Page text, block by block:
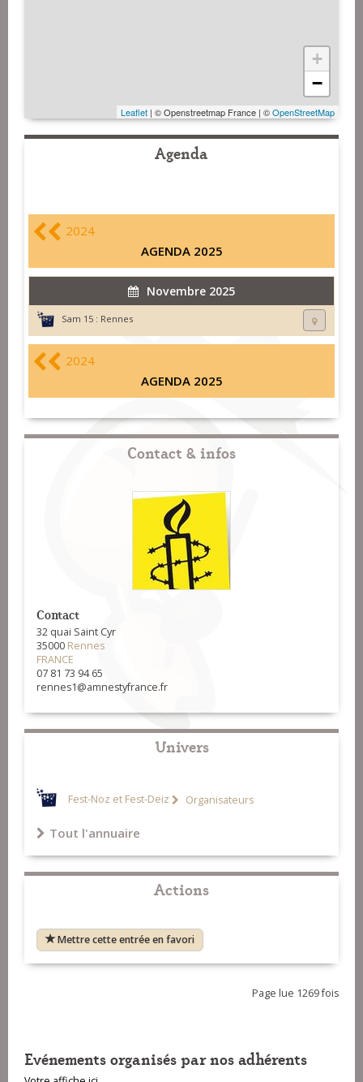
+
−
Leaflet | © Openstreetmap France | ©OpenStreetMap
Agenda
2024
AGENDA 2025
Novembre 2025
Sam 15 : Rennes
2024
AGENDA 2025
Contact & infos
Contact
32 quai Saint Cyr
35000 Rennes
FRANCE
07 81 73 94 65
rennes1@amnestyfrance.fr
Univers
Fest-Noz et Fest-Deiz Organisateurs
Tout l'annuaire
Actions
Mettre cette entrée en favori
Page lue 1269 fois
Evénements organisés par nos adhérents